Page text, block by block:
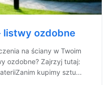
listwy ozdobne
na ściany w Twoim
ozdobne? Zajrzyj tutaj:
kupimy sztu...